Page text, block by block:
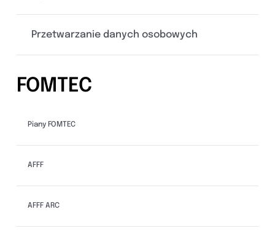
Przetwarzanie danych osobowych
FOMTEC
Piany FOMTEC
AFFF
AFFF ARC